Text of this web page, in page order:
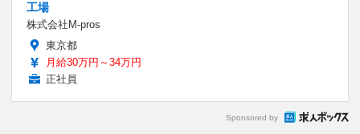
工場
株式会社M-pros
東京都
月給30万円～34万円
正社員
Sponsored by